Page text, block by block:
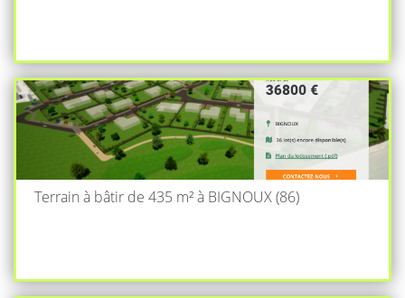
Terrain à bâtir de 435 m² à BIGNOUX (86)